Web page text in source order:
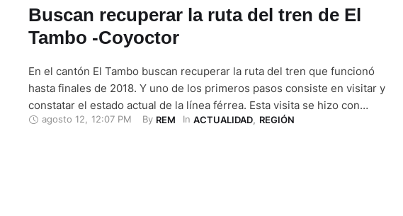
Buscan recuperar la ruta del tren de El
Tambo -Coyoctor
En el cantón El Tambo buscan recuperar la ruta del tren que funcionó
hasta finales de 2018. Y uno de los primeros pasos consiste en visitar y
constatar el estado actual de la línea férrea. Esta visita se hizo con
Jaime Páez Muentes, responsable de la empresa de Ferrocarriles del
agosto 12 12:07 PM By REM In ACTUALIDAD, REGIÓN